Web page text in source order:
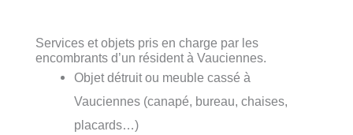
Services et objets pris en charge par les
encombrants d’un résident à Vauciennes.
Objet détruit ou meuble cassé à
Vauciennes (canapé, bureau, chaises,
placards…)